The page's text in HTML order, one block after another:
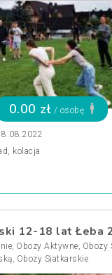
0.00 zł / osobę
kolacja
12-18 lat Łeba
, Obozy Aktywne, Obozy
, Obozy Siatkarskie